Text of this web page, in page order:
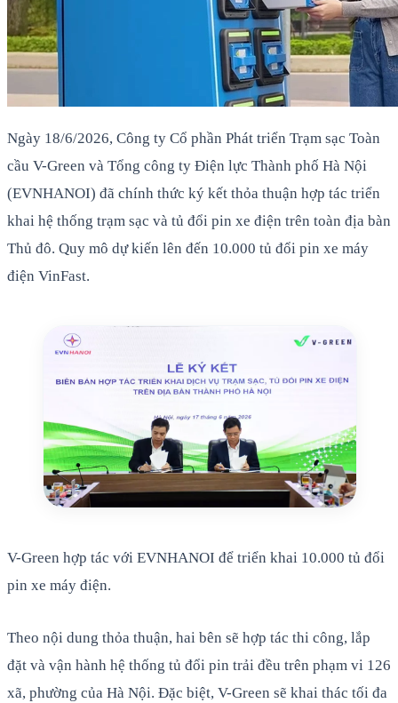
Ngày 18/6/2026, Công ty Cổ phần Phát triển Trạm sạc Toàn
cầu V-Green và Tổng công ty Điện lực Thành phố Hà Nội
(EVNHANOI) đã chính thức ký kết thỏa thuận hợp tác triển
khai hệ thống trạm sạc và tủ đổi pin xe điện trên toàn địa bàn
Thủ đô. Quy mô dự kiến lên đến 10.000 tủ đổi pin xe máy
điện VinFast.
V-Green hợp tác với EVNHANOI để triển khai 10.000 tủ đổi
pin xe máy điện.
Theo nội dung thỏa thuận, hai bên sẽ hợp tác thi công, lắp
đặt và vận hành hệ thống tủ đổi pin trải đều trên phạm vi 126
xã, phường của Hà Nội. Đặc biệt, V-Green sẽ khai thác tối đa